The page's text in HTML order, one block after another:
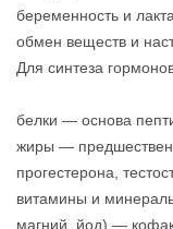
беременность и
обмен веществ и
Для синтеза
белки — основа
жиры —
прогестерона,
витамины и
магний, йод) —